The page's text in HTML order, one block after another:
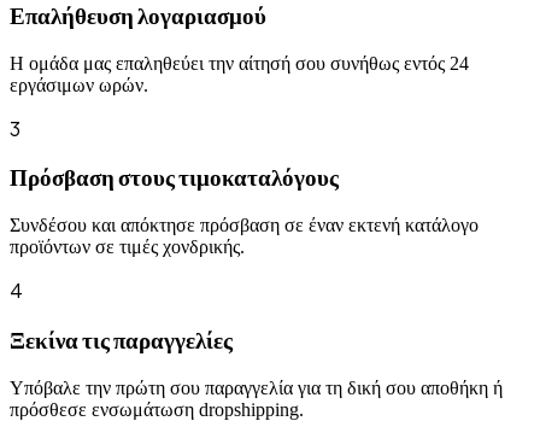
Επαλήθευση λογαριασμού
Η ομάδα μας επαληθεύει την αίτησή σου συνήθως εντός 24
εργάσιμων ωρών.
3
Πρόσβαση στους τιμοκαταλόγους
Συνδέσου και απόκτησε πρόσβαση σε έναν εκτενή κατάλογο
προϊόντων σε τιμές χονδρικής.
4
Ξεκίνα τις παραγγελίες
Υπόβαλε την πρώτη σου παραγγελία για τη δική σου αποθήκη ή
πρόσθεσε ενσωμάτωση dropshipping.